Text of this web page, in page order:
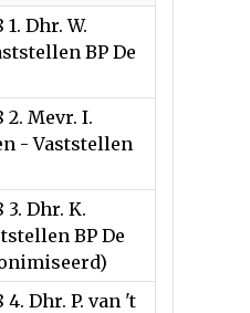
1. Dhr. W.
BP De
2. Mevr. I.
- Vaststellen
3. Dhr. K.
BP De
4. Dhr. P. van 't